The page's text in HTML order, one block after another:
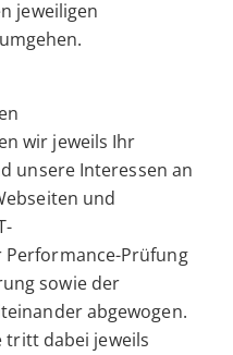
jeweiligen
wir jeweils Ihr
unsere Interessen an
und
Prüfung
sowie der
abgewogen.
tritt dabei jeweils